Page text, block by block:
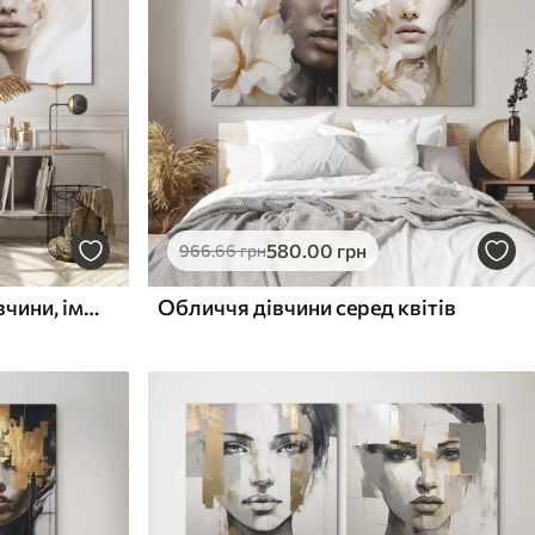
Абстрактний портрет дівчини, імітація живопису
966.66грн580.00 грн
Обличчя дівчини серед квітів